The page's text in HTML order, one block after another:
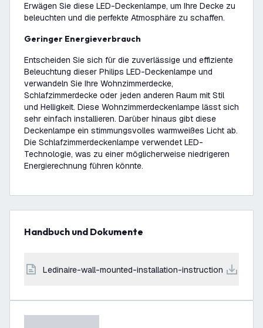
Erwägen Sie diese LED-Deckenlampe, um Ihre Decke zu
beleuchten und die perfekte Atmosphäre zu schaffen.
Geringer Energieverbrauch
Entscheiden Sie sich für die zuverlässige und effiziente
Beleuchtung dieser Philips LED-Deckenlampe und
verwandeln Sie Ihre Wohnzimmerdecke,
Schlafzimmerdecke oder jeden anderen Raum mit Stil
und Helligkeit. Diese Wohnzimmerdeckenlampe lässt sich
sehr einfach installieren. Darüber hinaus gibt diese
Deckenlampe ein stimmungsvolles warmweißes Licht ab.
Die Schlafzimmerdeckenlampe verwendet LED-
Technologie, was zu einer möglicherweise niedrigeren
Energierechnung führen könnte.
Handbuch und Dokumente
ledinaire-wall-mounted-installation-instruction